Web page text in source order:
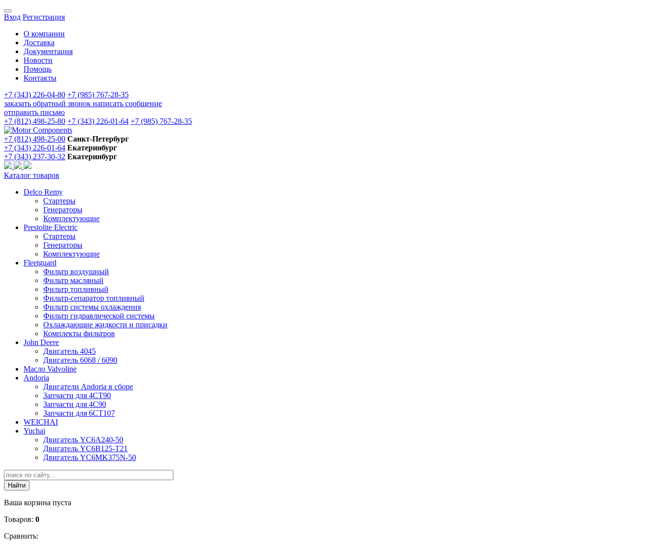
Вход Регистрация
О компании
Доставка
Документация
Новости
Помощь
Контакты
+7 (343) 226-04-80 +7 (985) 767-28-35
заказать обратный звонок написать сообщение
отправить письмо
+7 (812) 498-25-80 +7 (343) 226-01-64 +7 (985) 767-28-35
+7 (812) 498-25-00 Санкт-Петербург
+7 (343) 226-01-64 Екатеринбург
+7 (343) 237-30-32 Екатеринбург
Каталог товаров
Delco Remy
Стартеры
Генераторы
Комплектующие
Prestolite Electric
Стартеры
Генераторы
Комплектующие
Fleetguard
Фильтр воздушный
Фильтр масляный
Фильтр топливный
Фильтр-сепаратор топливный
Фильтр системы охлаждения
Фильтр гидравлической системы
Охлаждающие жидкости и присадки
Комплекты фильтров
John Deere
Двигатель 4045
Двигатель 6068 / 6090
Масло Valvoline
Andoria
Двигатели Andoria в сборе
Запчасти для 4CT90
Запчасти для 4С90
Запчасти для 6CT107
WEICHAI
Yuchai
Двигатель YC6A240-50
Двигатель YC6B125-T21
Двигатель YC6MK375N-50
Ваша корзина пуста
Товаров: 0
Сравнить: